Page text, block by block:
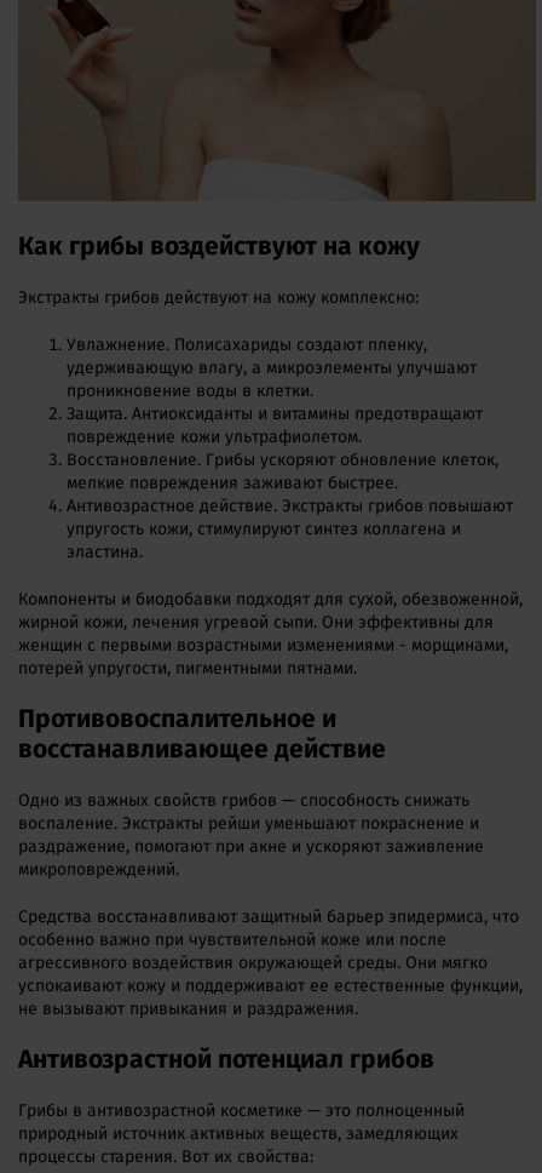
Как грибы воздействуют на кожу
Экстракты грибов действуют на кожу комплексно:
Увлажнение. Полисахариды создают пленку,
удерживающую влагу, а микроэлементы улучшают
проникновение воды в клетки.
Защита. Антиоксиданты и витамины предотвращают
повреждение кожи ультрафиолетом.
Восстановление. Грибы ускоряют обновление клеток,
мелкие повреждения заживают быстрее.
Антивозрастное действие. Экстракты грибов повышают
упругость кожи, стимулируют синтез коллагена и
эластина.
Компоненты и биодобавки подходят для сухой, обезвоженной,
жирной кожи, лечения угревой сыпи. Они эффективны для
женщин с первыми возрастными изменениями - морщинами,
потерей упругости, пигментными пятнами.
Противовоспалительное и
восстанавливающее действие
Одно из важных свойств грибов — способность снижать
воспаление. Экстракты рейши уменьшают покраснение и
раздражение, помогают при акне и ускоряют заживление
микроповреждений.
Средства восстанавливают защитный барьер эпидермиса, что
особенно важно при чувствительной коже или после
агрессивного воздействия окружающей среды. Они мягко
успокаивают кожу и поддерживают ее естественные функции,
не вызывают привыкания и раздражения.
Антивозрастной потенциал грибов
Грибы в антивозрастной косметике — это полноценный
природный источник активных веществ, замедляющих
процессы старения. Вот их свойства: